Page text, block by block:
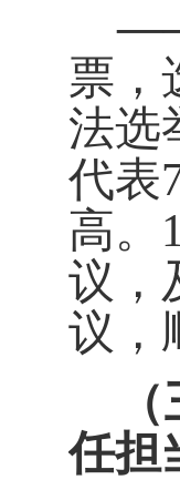
票，
法选
代表
高。
议，
议，
任担